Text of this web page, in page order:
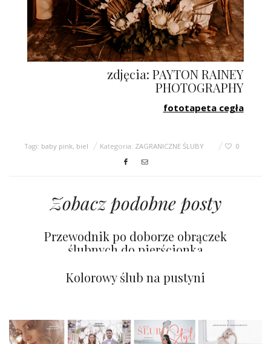
zdjęcia: PAYTON RAINEY
PHOTOGRAPHY
fototapeta cegła
Tagi: baby pink, biel Kategoria: ZAGRANICZNE ŚLUBY 0
Zobacz podobne posty
Przewodnik po doborze obrączek
ślubnych do pierścionka
Ponadczasowe i zawsze modne złoto
Kolorowy ślub na pustyni